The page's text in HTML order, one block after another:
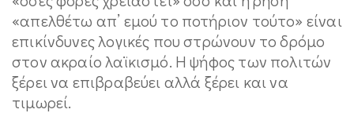
«απελθέτω απ’ εμού το ποτήριον τούτο» είναι
επικίνδυνες λογικές που στρώνουν το δρόμο
στον ακραίο λαϊκισμό. Η ψήφος των πολιτών
ξέρει να επιβραβεύει αλλά ξέρει και να
τιμωρεί.